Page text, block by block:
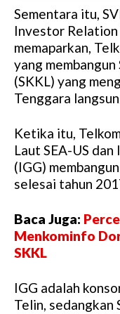
Sementara itu,
Investor Relation
memaparkan,
yang
(SKKL) yang
Tenggara
Ketika itu,
Laut SEA-US
(IGG)
selesai tahun
Baca Juga:
Menkominfo
SKKL
IGG adalah
Telin, sedangkan